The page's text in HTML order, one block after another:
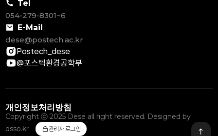
Tel
054-279-8301~6
E-Mail
dese@postech.ac.kr
Postech_dese
@포스텍환경공학부
Copyright ⓒ 2025 Dese all right reserved. Designed by
dsso.kr
관리자 로그인
개인정보처리방침